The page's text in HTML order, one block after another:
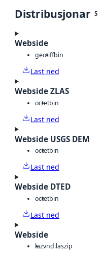
Distribusjonar 5
Webside
geotiffbin
Last ned
Webside ZLAS
octetbin
Last ned
Webside USGS DEM
octetbin
Last ned
Webside DTED
octetbin
Last ned
Webside
lazvnd.laszip